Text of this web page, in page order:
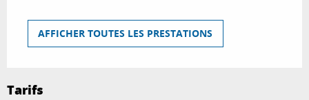
AFFICHER TOUTES LES PRESTATIONS
Tarifs